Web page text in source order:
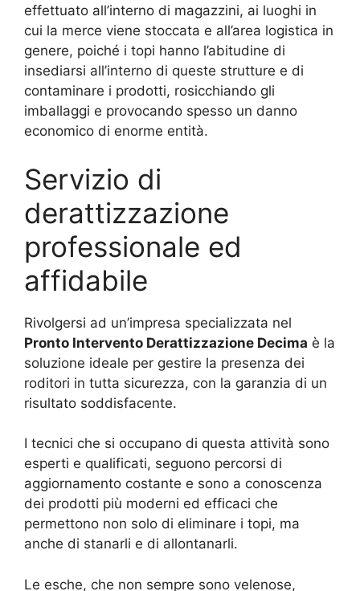
effettuato all’interno di magazzini, ai luoghi in
cui la merce viene stoccata e all’area logistica in
genere, poiché i topi hanno l’abitudine di
insediarsi all’interno di queste strutture e di
contaminare i prodotti, rosicchiando gli
imballaggi e provocando spesso un danno
economico di enorme entità.
Servizio di
derattizzazione
professionale ed
affidabile
Rivolgersi ad un’impresa specializzata nel
Pronto Intervento Derattizzazione Decima è la
soluzione ideale per gestire la presenza dei
roditori in tutta sicurezza, con la garanzia di un
risultato soddisfacente.
I tecnici che si occupano di questa attività sono
esperti e qualificati, seguono percorsi di
aggiornamento costante e sono a conoscenza
dei prodotti più moderni ed efficaci che
permettono non solo di eliminare i topi, ma
anche di stanarli e di allontanarli.
Le esche, che non sempre sono velenose,